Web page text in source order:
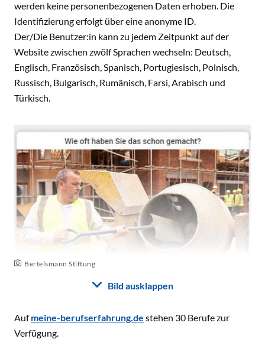
werden keine personenbezogenen Daten erhoben. Die
Identifizierung erfolgt über eine anonyme ID.
Der/Die Benutzer:in kann zu jedem Zeitpunkt auf der
Website zwischen zwölf Sprachen wechseln: Deutsch,
Englisch, Französisch, Spanisch, Portugiesisch, Polnisch,
Russisch, Bulgarisch, Rumänisch, Farsi, Arabisch und
Türkisch.
Bertelsmann Stiftung
Bild ausklappen
Aufmeine-berufserfahrung.de stehen 30 Berufe zur
Verfügung.